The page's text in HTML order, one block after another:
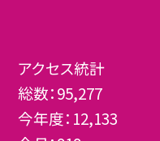
アクセス統計
総数：95,277
今年度： 12,133